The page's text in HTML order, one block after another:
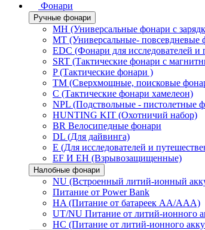
Фонари
Ручные фонари
MH (Универсальные фонари с
MT (Универсальные- повсевдневые
EDC (Фонари для исследователей и
SRT (Тактические фонари с
P (Тактические фонари )
TM (Сверхмощные, поисковые
C (Тактические фонари хамелеон)
NPL (Подствольные - пистолетные
HUNTING KIT (Охотничий набор)
BR Велосипедные фонари
DL (Для дайвинга)
E (Для исследователей и
EF И EH (Взрывозащищенные)
Налобные фонари
NU (Встроенный литий-ионный
Питание от Power Bank
HA (Питание от батареек AA/AAA)
UT/NU Питание от литий-ионного
HC (Питание от литий-ионного